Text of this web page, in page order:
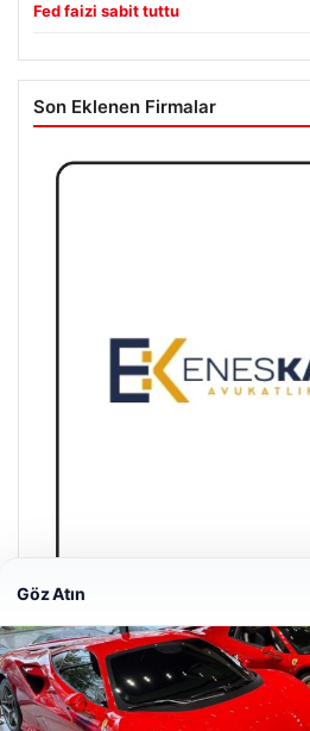
Fed faizi sabit tuttu
Son Eklenen Firmalar
Enes Kaplan Avukatlık Bürosu
28/04/2026
Göz Atın